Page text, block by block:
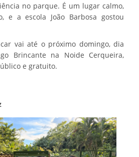
no parque. É um lugar calmo,
e a escola João Barbosa gostou
vai até o próximo domingo, dia
Brincante na Noide Cerqueira,
e gratuito.